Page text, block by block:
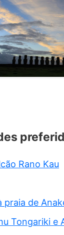
Rano Kau
praia de
Tongariki e